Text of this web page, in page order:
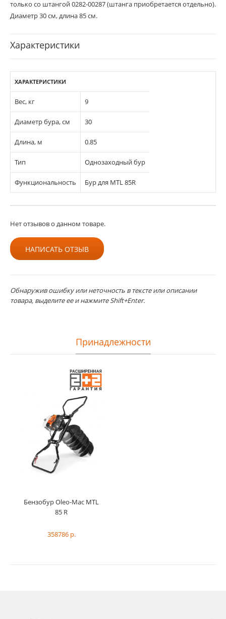
только со штангой 0282-00287 (штанга приобретается отдельно).
Диаметр 30 см, длина 85 см.
Характеристики
ХАРАКТЕРИСТИКИ
Вес, кг 9
Диаметр бура, см 30
Длина, м 0.85
Тип Однозаходный бур
Функциональность Бур для MTL 85R
Нет отзывов о данном товаре.
НАПИСАТЬ ОТЗЫВ
Обнаружив ошибку или неточность в тексте или описании
товара, выделите ее и нажмите Shift+Enter.
Принадлежности
Бензобур Oleo-Mac MTL
85 R
358786 р.